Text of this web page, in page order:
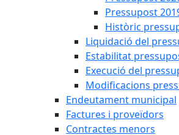
Pressupost
Històric
Liquidació del
Estabilitat
Execució del
Modificacions
Endeutament municipal
Factures i proveïdors
Contractes menors